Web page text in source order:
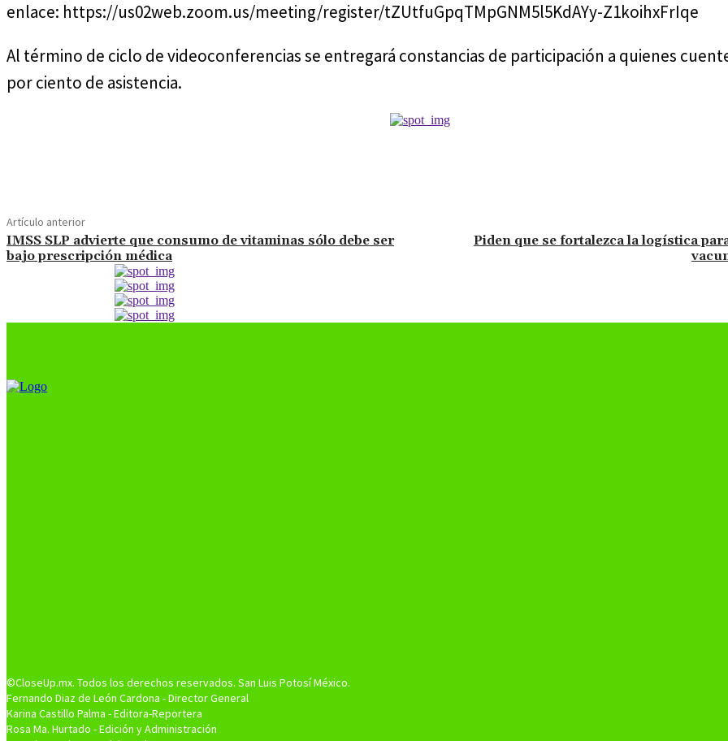
enlace: https://us02web.zoom.us/meeting/register/tZUtfuGpqTMpGNM5l5KdAYy-Z1koihxFrIqe
Al término de ciclo de videoconferencias se entregará constancias de participación a quienes
por ciento de asistencia.
Artículo anterior
IMSS SLP advierte que consumo de vitaminas sólo debe ser
bajo prescripción médica
Piden que se fortalezca la logística
©CloseUp.mx. Todos los derechos reservados. San Luis Potosí México.
Fernando Diaz de León Cardona - Director General
Karina Castillo Palma - Editora-Reportera
Rosa Ma. Hurtado - Edición y Administración